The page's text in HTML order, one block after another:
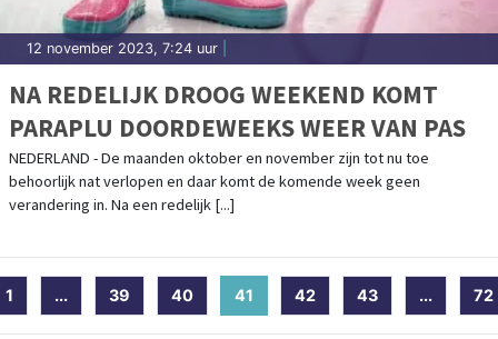
12 november 2023, 7:24 uur
NA REDELIJK DROOG WEEKEND KOMT
PARAPLU DOORDEWEEKS WEER VAN PAS
NEDERLAND - De maanden oktober en november zijn tot nu toe
behoorlijk nat verlopen en daar komt de komende week geen
verandering in. Na een redelijk [...]
1 ... 39 40 41 (current)
42 43 ... 72